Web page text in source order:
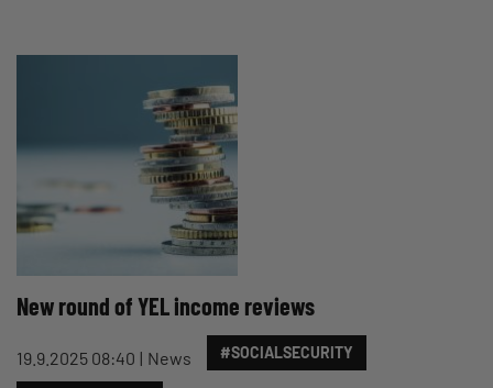
New round of YEL income reviews
19.9.2025 08:40 News #SOCIALSECURITY